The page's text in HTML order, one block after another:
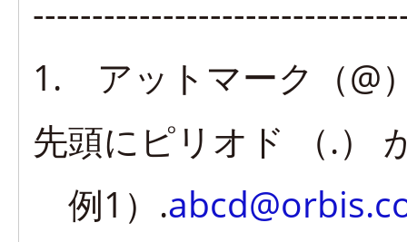
1. アットマーク（@
先頭にピリオド （.）
例1）.